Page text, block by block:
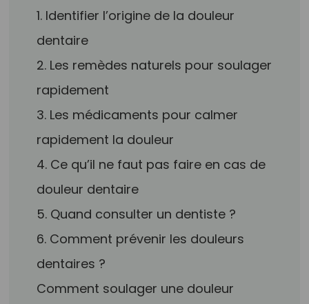
1. Identifier l’origine de la douleur
dentaire
2. Les remèdes naturels pour soulager
rapidement
3. Les médicaments pour calmer
rapidement la douleur
4. Ce qu’il ne faut pas faire en cas de
douleur dentaire
5. Quand consulter un dentiste ?
6. Comment prévenir les douleurs
dentaires ?
Comment soulager une douleur